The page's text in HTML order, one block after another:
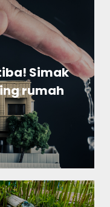
Simak
rumah